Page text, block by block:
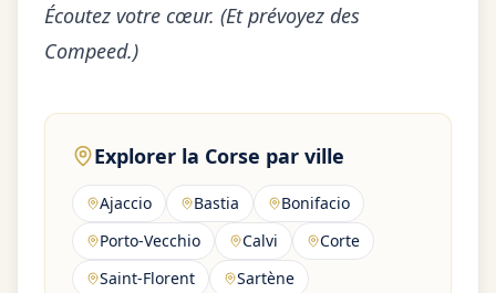
Écoutez votre cœur. (Et prévoyez des
Compeed.)
Explorer la Corse par ville
Ajaccio Bastia
Bonifacio
Porto-Vecchio
Calvi
Corte
Saint-Florent
Sartène